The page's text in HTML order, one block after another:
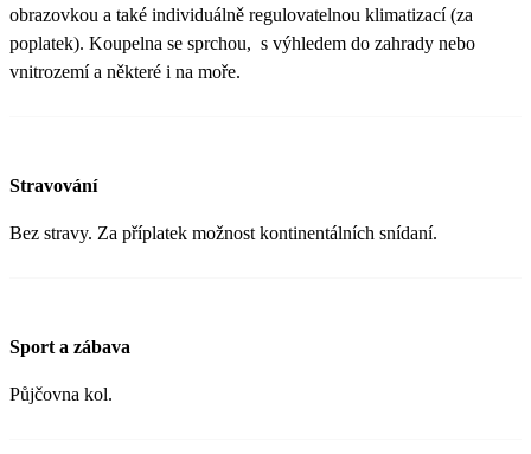
obrazovkou a také individuálně regulovatelnou klimatizací (za
poplatek). Koupelna se sprchou, s výhledem do zahrady nebo
vnitrozemí a některé i na moře.
Stravování
Bez stravy. Za příplatek možnost kontinentálních snídaní.
Sport a zábava
Půjčovna kol.